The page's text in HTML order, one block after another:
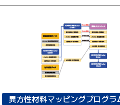
異方性材料マッピングプログラ